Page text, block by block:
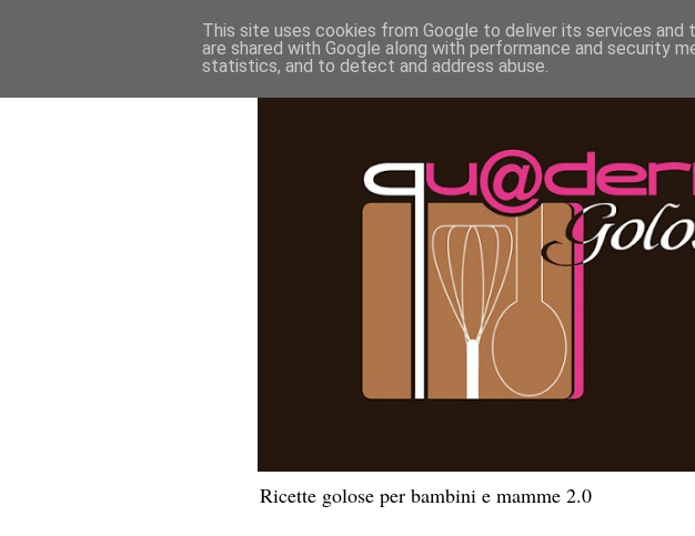
Ricette golose per bambini e mamme 2.0
This site uses cookies from Google to deliver its services and
are shared with Google along with performance and security
statistics, and to detect and address abuse.